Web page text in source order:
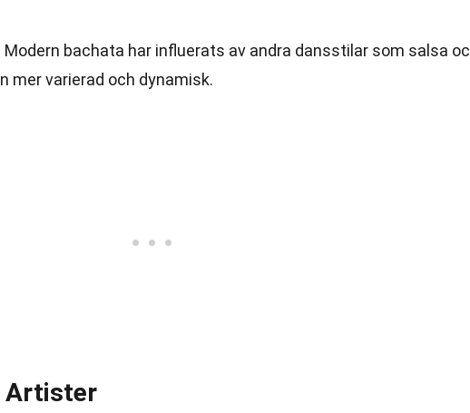
Modern bachata har influerats av andra dansstilar som salsa
mer varierad och dynamisk.
Artister